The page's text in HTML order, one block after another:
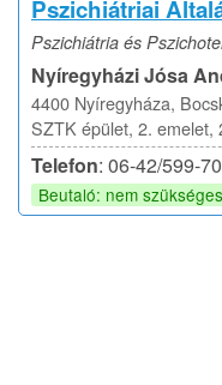
Pszichiátriai
Pszichiátria és
Nyíregyházi Jósa
4400 Nyíregyháza,
SZTK épület, 2. emelet,
Telefon: 06-42/599-
Beutaló: nem szükséges